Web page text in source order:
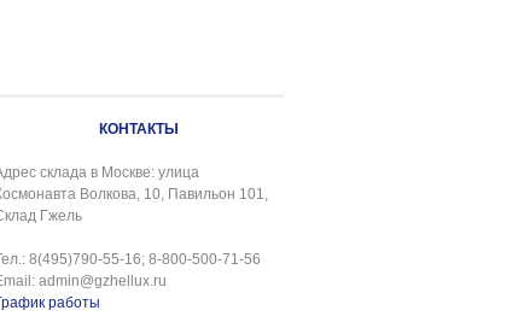
КОНТАКТЫ
склада в Москве: улица
Волкова, 10, Павильон 101,
Гжель
8(495)790-55-16; 8-800-500-71-56
admin@gzhellux.ru
работы